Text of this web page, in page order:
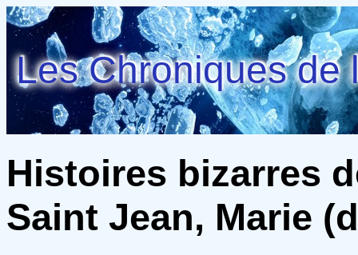
Les Chroniques de
Histoires bizarres
Saint Jean, Marie